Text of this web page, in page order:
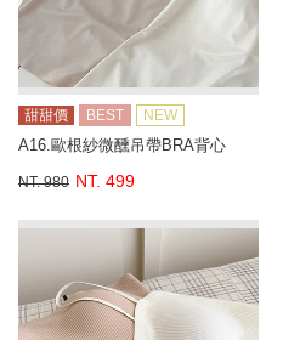
甜甜價 BEST NEW
A16.歐根紗微醺吊帶BRA背心
NT. 980 NT. 499